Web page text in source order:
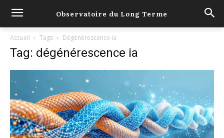
Observatoire du Long Terme
Accueil Tags Dégénérescence ia
Tag: dégénérescence ia